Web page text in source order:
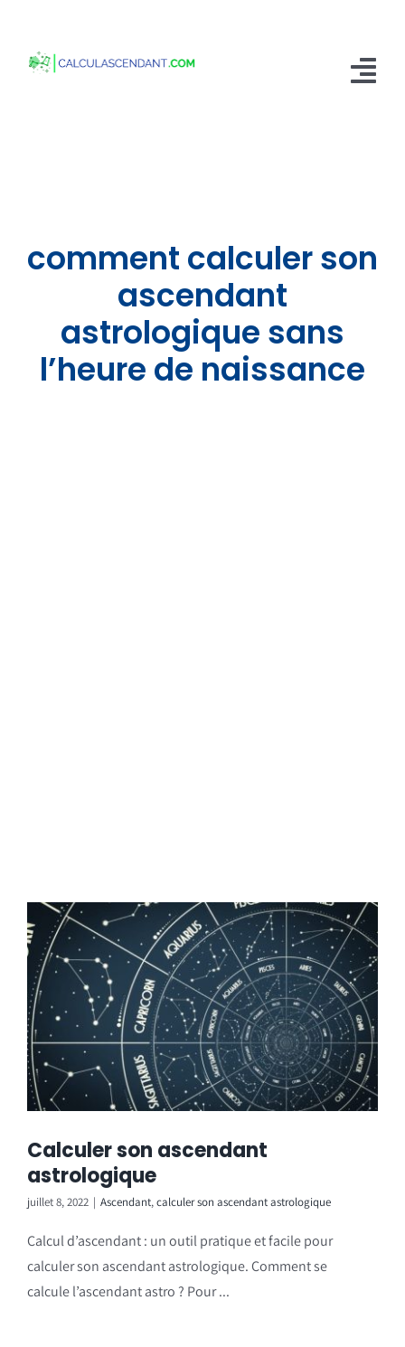
contenu
Contactez-nous
comment calculer son
ascendant
astrologique sans
l’heure de naissance
Calculer son ascendant
astrologique
juillet 8, 2022 | Ascendant,calculer son ascendant astrologique
Calcul d’ascendant : un outil pratique et facile pour
calculer son ascendant astrologique. Comment se
calcule l’ascendant astro ? Pour ...